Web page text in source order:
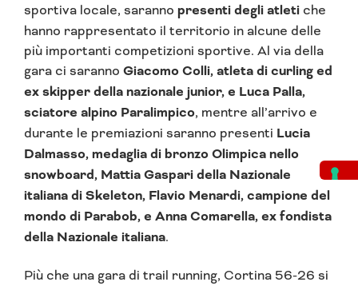
sportiva locale, saranno presenti degli atleti che
hanno rappresentato il territorio in alcune delle
più importanti competizioni sportive. Al via della
gara ci saranno Giacomo Colli, atleta di curling ed
ex skipper della nazionale junior, e Luca Palla,
sciatore alpino Paralimpico, mentre all’arrivo e
durante le premiazioni saranno presenti Lucia
Dalmasso, medaglia di bronzo Olimpica nello
snowboard, Mattia Gaspari della Nazionale
italiana di Skeleton, Flavio Menardi, campione del
mondo di Parabob, e Anna Comarella, ex fondista
della Nazionale italiana.
Più che una gara di trail running, Cortina 56-26 si